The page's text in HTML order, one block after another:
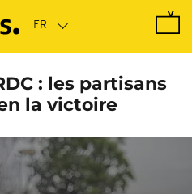
: les partisans
la victoire